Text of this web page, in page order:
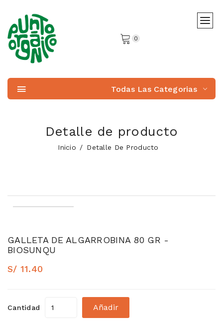
0
Todas Las Categorias
Detalle de producto
Inicio Detalle De Producto
GALLETA DE ALGARROBINA 80 GR -
BIOSUNQU
S/ 11.40
Cantidad Añadir